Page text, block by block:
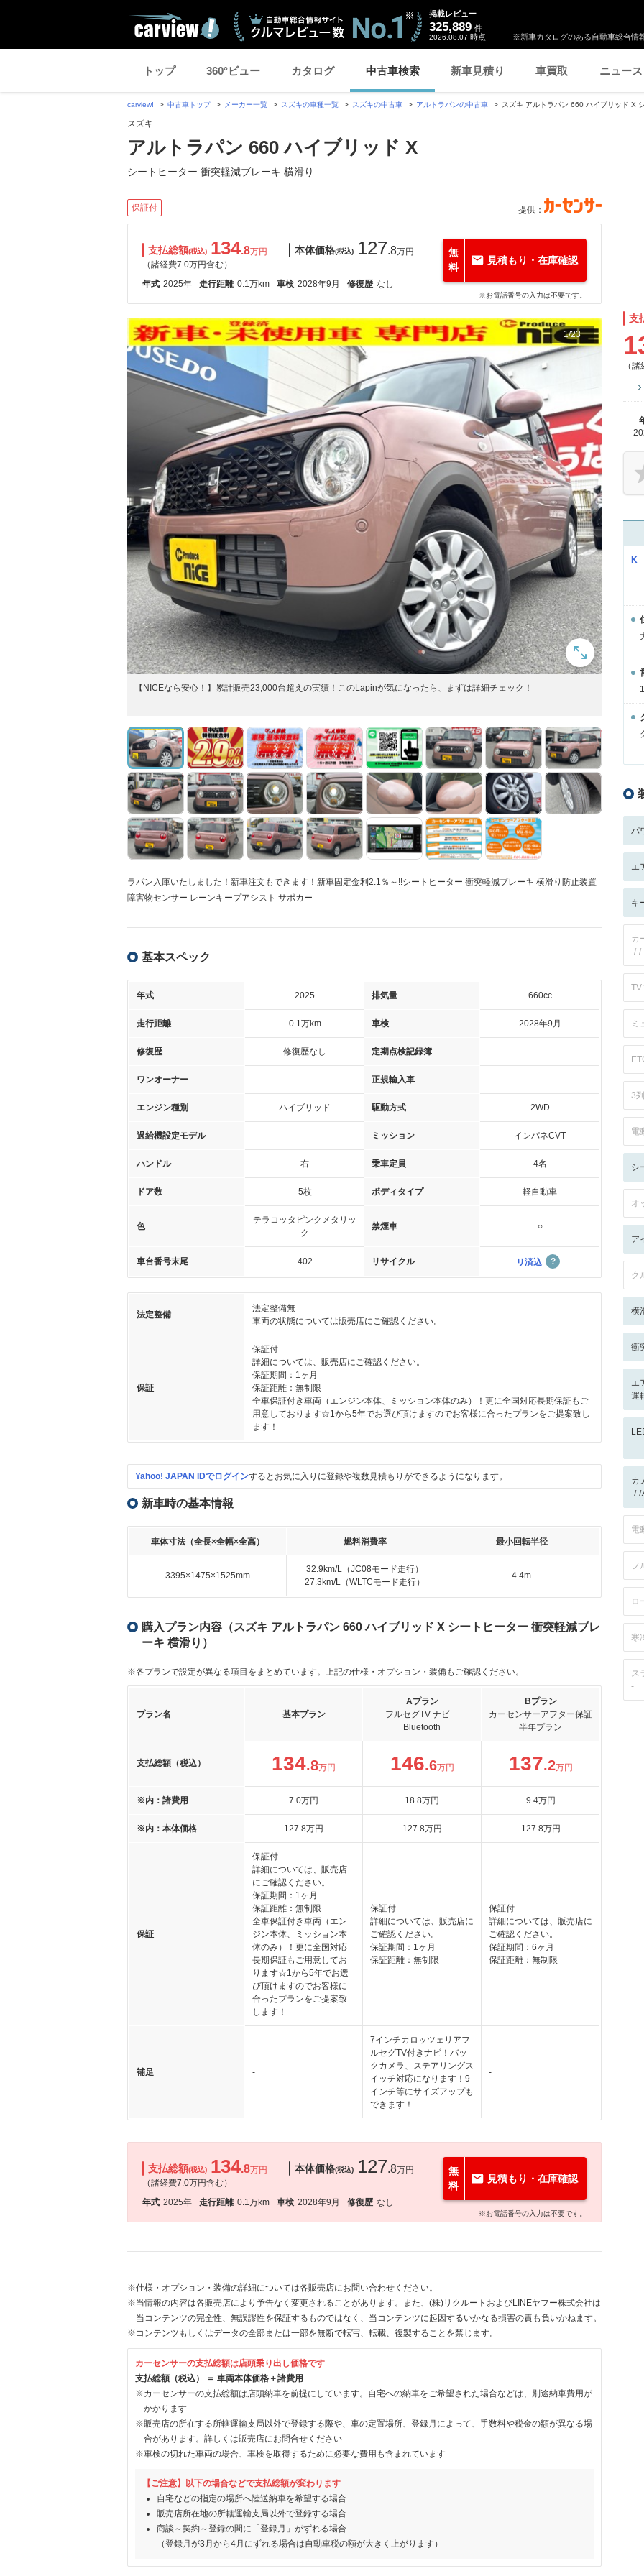
※新車カタログのある自動車総合情
掲載レビュー
325,889 件
2026.08.07 時点
トップ 360°ビュー カタログ 中古車検索 新車見積り 車買取 ニュース
carview! 中古車トップ メーカー一覧 スズキの車種一覧 スズキの中古車 アルトラパンの中古車 スズキ アルトラパン 660 ハイブリッド X
スズキ
アルトラパン 660 ハイブリッド X
シートヒーター 衝突軽減ブレーキ 横滑り
保証付 提供：
支払総額(税込) 134.8万円
（諸経費7.0万円含む）
本体価格(税込) 127.8万円
年式 2025年 走行距離 0.1万km 車検 2028年9月 修復歴 なし
無
料
見積もり・在庫確認
※お電話番号の入力は不要です。
1/23
【NICEなら安心！】累計販売23,000台超えの実績！このLapinが気になったら、まずは詳細チェック！
ラパン入庫いたしました！新車注文もできます！新車固定金利2.1％～!!シートヒーター 衝突軽減ブレーキ 横滑り防止装置
障害物センサー レーンキープアシスト サポカー
基本スペック
年式 2025 排気量 660cc
走行距離 0.1万km 車検 2028年9月
修復歴 修復歴なし 定期点検記録簿 -
ワンオーナー - 正規輸入車 -
エンジン種別 ハイブリッド 駆動方式 2WD
過給機設定モデル - ミッション インパネCVT
ハンドル 右 乗車定員 4名
ドア数 5枚 ボディタイプ 軽自動車
色
テラコッタピンクメタリッ
ク
禁煙車 ○
車台番号末尾 402 リサイクル リ済込
法定整備
法定整備無
車両の状態については販売店にご確認ください。
保証
保証付
詳細については、販売店にご確認ください。
保証期間：1ヶ月
保証距離：無制限
全車保証付き車両（エンジン本体、ミッション本体のみ）！更に全国対応長期保証もご
用意しております☆1から5年でお選び頂けますのでお客様に合ったプランをご提案致し
ます！
Yahoo! JAPAN IDでログインするとお気に入りに登録や複数見積もりができるようになります。
新車時の基本情報
車体寸法（全長×全幅×全高） 燃料消費率 最小回転半径
3395×1475×1525mm
32.9km/L（JC08モード走行）
27.3km/L（WLTCモード走行）
4.4m
購入プラン内容（スズキ アルトラパン 660 ハイブリッド X シートヒーター 衝突軽減ブレ
ーキ 横滑り）
※各プランで設定が異なる項目をまとめています。上記の仕様・オプション・装備もご確認ください。
プラン名 基本プラン
Aプラン
フルセグTV ナビ
Bluetooth
Bプラン
カーセンサーアフター保証
半年プラン
支払総額（税込） 134.8万円 146.6万円 137.2万円
※内：諸費用 7.0万円 18.8万円 9.4万円
※内：本体価格 127.8万円 127.8万円 127.8万円
保証
保証付
詳細については、販売店
にご確認ください。
保証期間：1ヶ月
保証距離：無制限
全車保証付き車両（エン
ジン本体、ミッション本
体のみ）！更に全国対応
長期保証もご用意してお
ります☆1から5年でお選
び頂けますのでお客様に
合ったプランをご提案致
します！
保証付
詳細については、販売店に
ご確認ください。
保証期間：1ヶ月
保証距離：無制限
保証付
詳細については、販売店に
ご確認ください。
保証期間：6ヶ月
保証距離：無制限
補足 -
7インチカロッツェリアフ
ルセグTV付きナビ！バッ
クカメラ、ステアリングス
イッチ対応になります！9
インチ等にサイズアップも
できます！
-
支払総額(税込) 134.8万円
（諸経費7.0万円含む）
本体価格(税込) 127.8万円
年式 2025年 走行距離 0.1万km 車検 2028年9月 修復歴 なし
無
料
見積もり・在庫確認
※お電話番号の入力は不要です。
※仕様・オプション・装備の詳細については各販売店にお問い合わせください。
※当情報の内容は各販売店により予告なく変更されることがあります。また、(株)リクルートおよびLINEヤフー株式会社は
当コンテンツの完全性、無誤謬性を保証するものではなく、当コンテンツに起因するいかなる損害の責も負いかねます。
※コンテンツもしくはデータの全部または一部を無断で転写、転載、複製することを禁じます。
カーセンサーの支払総額は店頭乗り出し価格です
支払総額（税込） ＝ 車両本体価格＋諸費用
※カーセンサーの支払総額は店頭納車を前提にしています。自宅への納車をご希望された場合などは、別途納車費用が
かかります
※販売店の所在する所轄運輸支局以外で登録する際や、車の定置場所、登録月によって、手数料や税金の額が異なる場
合があります。詳しくは販売店にお問合せください
※車検の切れた車両の場合、車検を取得するために必要な費用も含まれています
【ご注意】以下の場合などで支払総額が変わります
自宅などの指定の場所へ陸送納車を希望する場合
販売店所在地の所轄運輸支局以外で登録する場合
商談～契約～登録の間に「登録月」がずれる場合
（登録月が3月から4月にずれる場合は自動車税の額が大きく上がります）
支
（
K
パ
エ
キ
カ
ミ
3
電
シ
オ
ア
ク
横
衝
エ
運
カ
-/-/
電
フ
ロ
寒
ス
-